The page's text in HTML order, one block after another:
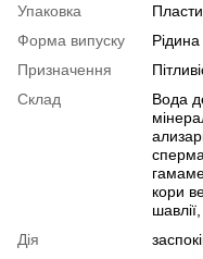
Упаковка
Форма випуску
Рідина
Призначення
Склад
Вода
кори
Дія